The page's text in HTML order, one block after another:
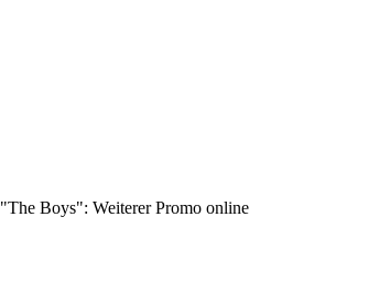
"The Boys": Weiterer Promo online